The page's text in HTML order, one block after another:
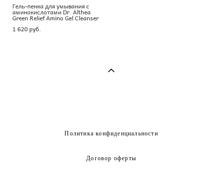
Гель-пенка для умывания с
аминокислотами Dr. Althea
Green Relief Amino Gel Cleanser
1 620 pуб.
Политика конфиденциальности
Договор оферты